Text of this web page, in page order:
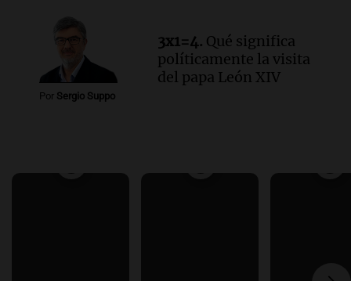
Por Sergio Suppo
3x1=4. Qué significa
políticamente la visita
del papa León XIV